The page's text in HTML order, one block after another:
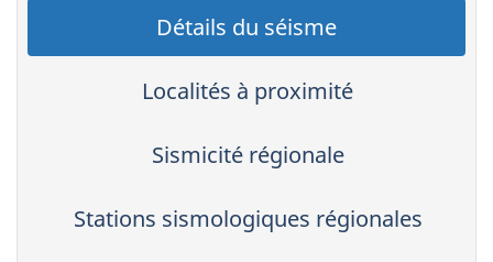
Détails du séisme
Localités à proximité
Sismicité régionale
Stations sismologiques régionales